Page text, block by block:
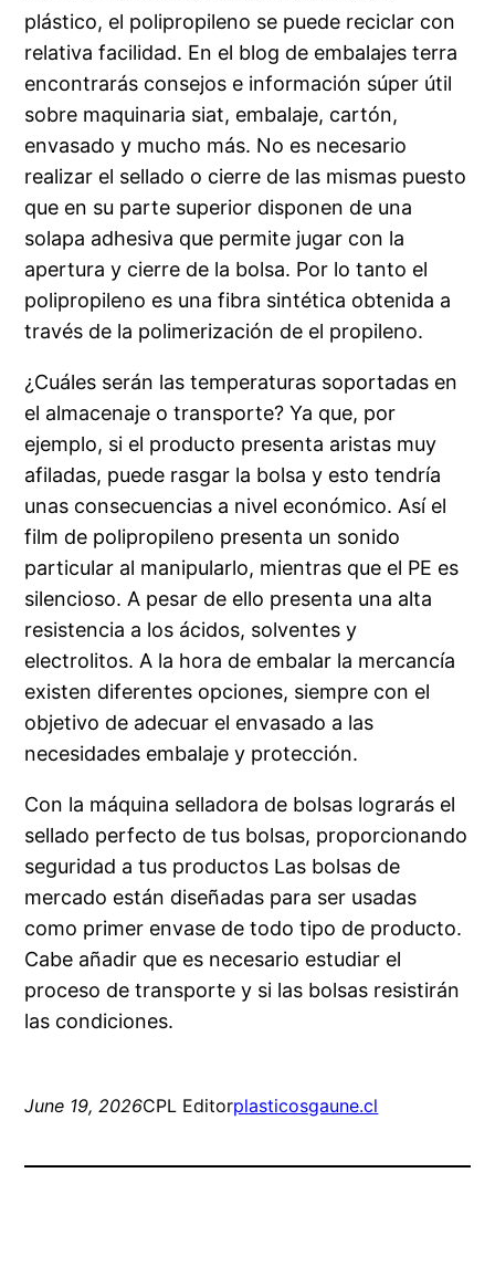
plástico, el polipropileno se puede reciclar con
relativa facilidad. En el blog de embalajes terra
encontrarás consejos e información súper útil
sobre maquinaria siat, embalaje, cartón,
envasado y mucho más. No es necesario
realizar el sellado o cierre de las mismas puesto
que en su parte superior disponen de una
solapa adhesiva que permite jugar con la
apertura y cierre de la bolsa. Por lo tanto el
polipropileno es una fibra sintética obtenida a
través de la polimerización de el propileno.
¿Cuáles serán las temperaturas soportadas en
el almacenaje o transporte? Ya que, por
ejemplo, si el producto presenta aristas muy
afiladas, puede rasgar la bolsa y esto tendría
unas consecuencias a nivel económico. Así el
film de polipropileno presenta un sonido
particular al manipularlo, mientras que el PE es
silencioso. A pesar de ello presenta una alta
resistencia a los ácidos, solventes y
electrolitos. A la hora de embalar la mercancía
existen diferentes opciones, siempre con el
objetivo de adecuar el envasado a las
necesidades embalaje y protección.
Con la máquina selladora de bolsas lograrás el
sellado perfecto de tus bolsas, proporcionando
seguridad a tus productos Las bolsas de
mercado están diseñadas para ser usadas
como primer envase de todo tipo de producto.
Cabe añadir que es necesario estudiar el
proceso de transporte y si las bolsas resistirán
las condiciones.
June 19, 2026CPL Editorplasticosgaune.cl